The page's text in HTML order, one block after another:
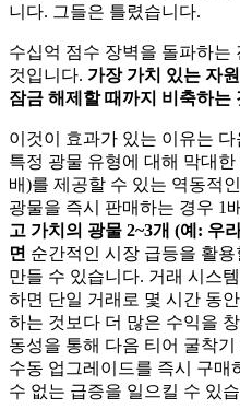
니다. 그들은 틀렸습니다.
수십억 점수 장벽을 돌파하는
것입니다. 가장 가치 있는 자
잠금 해제할 때까지 비축하는
이것이 효과가 있는 이유는
특정 광물 유형에 대해 막대
배)를 제공할 수 있는 역동적
광물을 즉시 판매하는 경우 1
고 가치의 광물 2~3개 (예: 우
면 순간적인 시장 급등을 활
만들 수 있습니다. 거래 시스
하면 단일 거래로 몇 시간 동
하는 것보다 더 많은 수익을
동성을 통해 다음 티어 굴착
수동 업그레이드를 즉시 구매
수 없는 급증을 일으킬 수 있